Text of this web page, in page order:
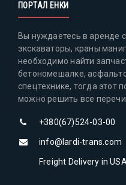
ПОРТАЛ ЕНКИ
Вы нуждаетесь в аренде
экскаваторы, краны
необходимо найти
бетономешалке,
спецтехнике, тогда этот
можно решить все
+380(67)524-03-00
info@lardi-trans.com
Freight Delivery in